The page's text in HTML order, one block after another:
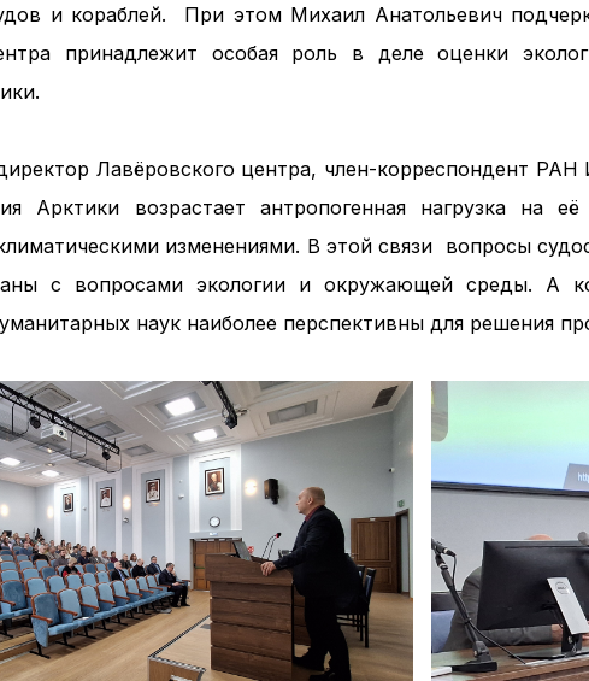
и кораблей. При этом Михаил Анатольевич
принадлежит особая роль в деле оценки
Лавёровского центра, член-корреспондент
Арктики возрастает антропогенная нагрузка на её
изменениями. В этой связи вопросы
с вопросами экологии и окружающей среды. А
наук наиболее перспективны для решения